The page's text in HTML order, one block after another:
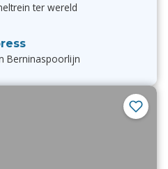
ter wereld
Berninaspoorlijn